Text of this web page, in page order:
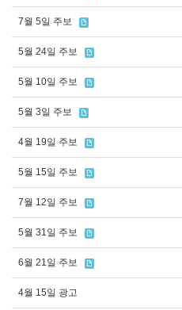
7월 5일 주보
5월 24일 주보
5월 10일 주보
5월 3일 주보
4월 19일 주보
5월 15일 주보
7월 12일 주보
5월 31일 주보
6월 21일 주보
4월 15일 광고